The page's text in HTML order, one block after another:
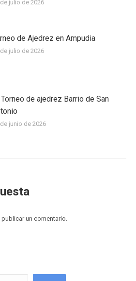
julio de 2026
de Ajedrez en Ampudia
julio de 2026
de ajedrez Barrio de San
junio de 2026
publicar un comentario.